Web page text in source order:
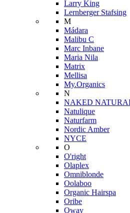
Larry King
Lernberger Stafsing
M
Mádara
Malibu C
Marc Inbane
Maria Nila
Matrix
Mellisa
My.Organics
N
NAKED
Natulique
Naturfarm
Nordic Amber
NYCE
O
O'right
Olaplex
Omniblonde
Oolaboo
Organic Hairspa
Oribe
Oway